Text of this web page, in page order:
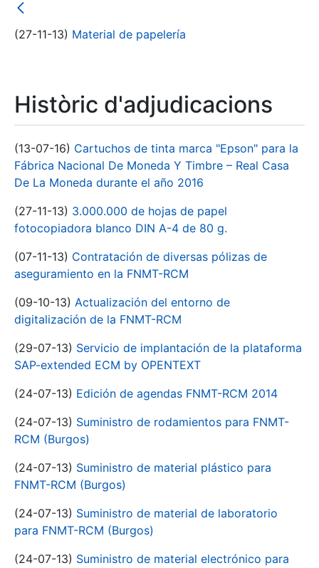
(27-11-13) Material de papelería
Històric d'adjudicacions
(13-07-16) Cartuchos de tinta marca "Epson" para la
Fábrica Nacional De Moneda Y Timbre – Real Casa
De La Moneda durante el año 2016
(27-11-13) 3.000.000 de hojas de papel
fotocopiadora blanco DIN A-4 de 80 g.
(07-11-13) Contratación de diversas pólizas de
aseguramiento en la FNMT-RCM
(09-10-13) Actualización del entorno de
digitalización de la FNMT-RCM
(29-07-13) Servicio de implantación de la plataforma
SAP-extended ECM by OPENTEXT
(24-07-13) Edición de agendas FNMT-RCM 2014
(24-07-13) Suministro de rodamientos para FNMT-
RCM (Burgos)
(24-07-13) Suministro de material plástico para
FNMT-RCM (Burgos)
(24-07-13) Suministro de material de laboratorio
para FNMT-RCM (Burgos)
(24-07-13) Suministro de material electrónico para